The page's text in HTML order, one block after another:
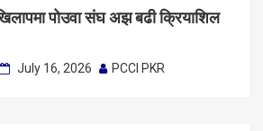
पोउवा संघ अझ बढी क्रियाशिल
July 16, 2026 PCCI PKR